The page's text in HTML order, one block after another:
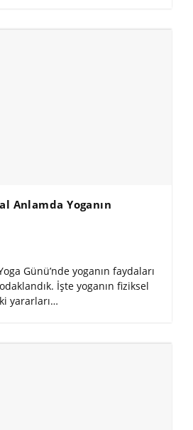
Anlamda Yoganın
Günü’nde yoganın faydaları
İşte yoganın fiziksel
yararları…